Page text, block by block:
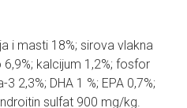
i masti 18%; sirova vlakna
kalcijum 1,2%; fosfor
2,3%; DHA 1 %; EPA 0,7%;
sulfat 900 mg/kg.